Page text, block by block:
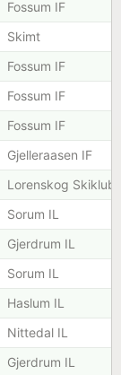
Fossum IF
Skimt
Fossum IF
Fossum IF
Fossum IF
Gjelleraasen IF
Lorenskog
Sorum IL
Gjerdrum IL
Sorum IL
Haslum IL
Nittedal IL
Gjerdrum IL